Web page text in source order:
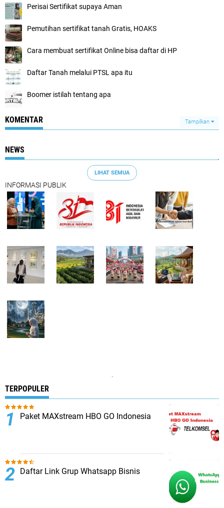
Perisai Sertifikat supaya Aman
Pemutihan sertifikat tanah Gratis, HOAKS
Cara membuat sertifikat Online bisa daftar di HP
Daftar Tanah melalui PTSL apa itu
Boomer istilah tentang apa
KOMENTAR Tampilkan
NEWS
LIHAT SEMUA
INFORMASI PUBLIK
TERPOPULER
Paket MAXstream HBO GO Indonesia
Daftar Link Grup Whatsapp Bisnis